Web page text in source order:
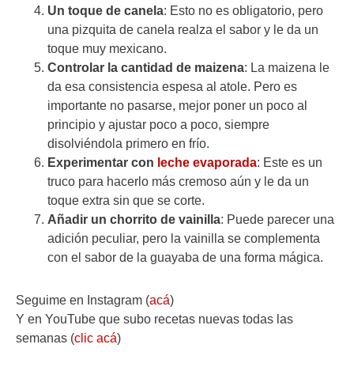
Un toque de canela: Esto no es obligatorio, pero
una pizquita de canela realza el sabor y le da un
toque muy mexicano.
Controlar la cantidad de maizena: La maizena le
da esa consistencia espesa al atole. Pero es
importante no pasarse, mejor poner un poco al
principio y ajustar poco a poco, siempre
disolviéndola primero en frío.
Experimentar con leche evaporada: Este es un
truco para hacerlo más cremoso aún y le da un
toque extra sin que se corte.
Añadir un chorrito de vainilla: Puede parecer una
adición peculiar, pero la vainilla se complementa
con el sabor de la guayaba de una forma mágica.
Seguime en Instagram (acá)
Y en YouTube que subo recetas nuevas todas las
semanas (clic acá)